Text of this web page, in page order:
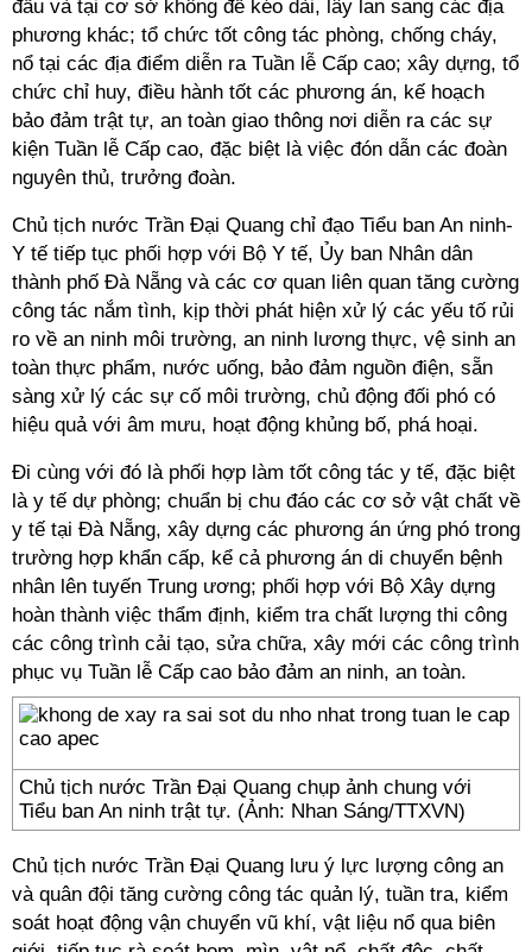
đầu và tại cơ sở không để kéo dài, lây lan sang các địa
phương khác; tổ chức tốt công tác phòng, chống cháy,
nổ tại các địa điểm diễn ra Tuần lễ Cấp cao; xây dựng, tổ
chức chỉ huy, điều hành tốt các phương án, kế hoạch
bảo đảm trật tự, an toàn giao thông nơi diễn ra các sự
kiện Tuần lễ Cấp cao, đặc biệt là việc đón dẫn các đoàn
nguyên thủ, trưởng đoàn.
Chủ tịch nước Trần Đại Quang chỉ đạo Tiểu ban An ninh-
Y tế tiếp tục phối hợp với Bộ Y tế, Ủy ban Nhân dân
thành phố Đà Nẵng và các cơ quan liên quan tăng cường
công tác nắm tình, kịp thời phát hiện xử lý các yếu tố rủi
ro về an ninh môi trường, an ninh lương thực, vệ sinh an
toàn thực phẩm, nước uống, bảo đảm nguồn điện, sẵn
sàng xử lý các sự cố môi trường, chủ động đối phó có
hiệu quả với âm mưu, hoạt động khủng bố, phá hoại.
Đi cùng với đó là phối hợp làm tốt công tác y tế, đặc biệt
là y tế dự phòng; chuẩn bị chu đáo các cơ sở vật chất về
y tế tại Đà Nẵng, xây dựng các phương án ứng phó trong
trường hợp khẩn cấp, kể cả phương án di chuyển bệnh
nhân lên tuyến Trung ương; phối hợp với Bộ Xây dựng
hoàn thành việc thẩm định, kiểm tra chất lượng thi công
các công trình cải tạo, sửa chữa, xây mới các công trình
phục vụ Tuần lễ Cấp cao bảo đảm an ninh, an toàn.
Chủ tịch nước Trần Đại Quang chụp ảnh chung với
Tiểu ban An ninh trật tự. (Ảnh: Nhan Sáng/TTXVN)
Chủ tịch nước Trần Đại Quang lưu ý lực lượng công an
và quân đội tăng cường công tác quản lý, tuần tra, kiểm
soát hoạt động vận chuyển vũ khí, vật liệu nổ qua biên